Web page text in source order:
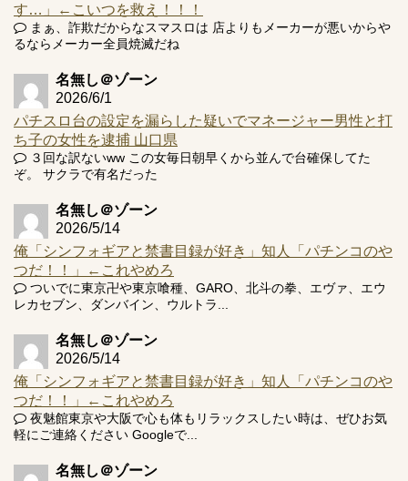
Powered by livedoor 相互RSS
す…」←こいつを救え！！！
まぁ、詐欺だからなスマスロは 店よりもメーカーが悪いからや
るならメーカー全員焼滅だね
名無し＠ゾーン
2026/6/1
パチスロ台の設定を漏らした疑いでマネージャー男性と打
ち子の女性を逮捕 山口県
３回な訳ないww この女毎日朝早くから並んで台確保してた
ぞ。 サクラで有名だった
名無し＠ゾーン
2026/5/14
俺「シンフォギアと禁書目録が好き」知人「パチンコのや
つだ！！」←これやめろ
ついでに東京卍や東京喰種、GARO、北斗の拳、エヴァ、エウ
レカセブン、ダンバイン、ウルトラ...
名無し＠ゾーン
2026/5/14
俺「シンフォギアと禁書目録が好き」知人「パチンコのや
つだ！！」←これやめろ
夜魅館東京や大阪で心も体もリラックスしたい時は、ぜひお気
軽にご連絡ください Googleで...
名無し＠ゾーン